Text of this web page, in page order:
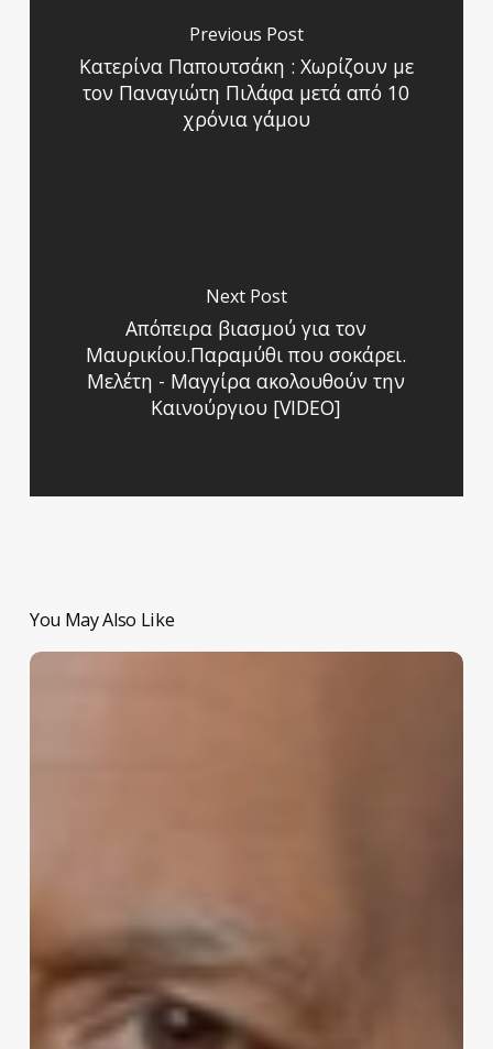
Previous Post
Κατερίνα Παπουτσάκη : Χωρίζουν με
τον Παναγιώτη Πιλάφα μετά από 10
χρόνια γάμου
Next Post
Απόπειρα βιασμού για τον
Μαυρικίου.Παραμύθι που σοκάρει.
Μελέτη - Μαγγίρα ακολουθούν την
Καινούργιου [VIDEO]
You May Also Like